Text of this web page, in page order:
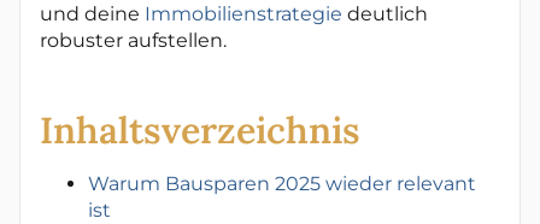
und deine Immobilienstrategie deutlich
robuster aufstellen.
Inhaltsverzeichnis
Warum Bausparen 2025 wieder relevant
ist